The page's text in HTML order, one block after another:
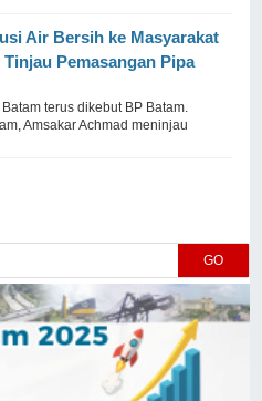
Air Bersih ke Masyarakat
Pemasangan Pipa
terus dikebut BP Batam.
Amsakar Achmad meninjau
GO